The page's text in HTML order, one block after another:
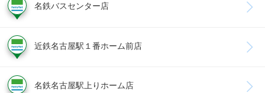
名鉄バスセンター店
近鉄名古屋駅１番ホーム前店
名鉄名古屋駅上りホーム店